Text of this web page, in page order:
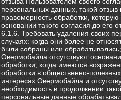
персональных данных, такой отзыв
правомерность обработки,
основании такого согласия до его
6.1.6. Требовать удаления своих
случаях: когда они более не
были собраны или обрабатывались;
Овермобайла отсутствуют
обработки; когда имеются
обработки в общественно-
интересах Овермобайла и
необходимость в продолжении
персональные данные